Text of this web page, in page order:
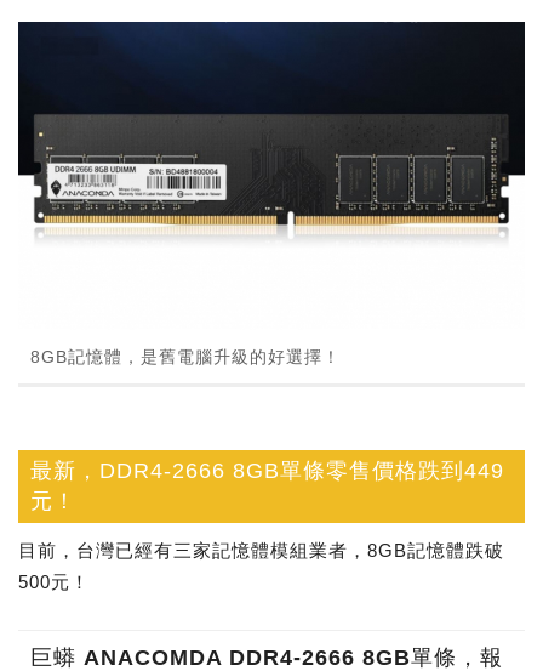
8GB記憶體，是舊電腦升級的好選擇！
最新，DDR4-2666 8GB單條零售價格跌到449
元！
目前，台灣已經有三家記憶體模組業者，8GB記憶體跌破
500元！
巨蟒 ANACOMDA DDR4-2666 8GB單條，報